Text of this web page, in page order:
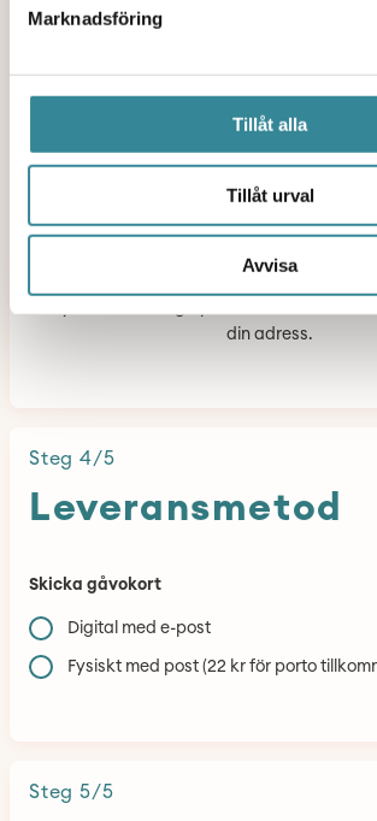
Marknadsföring
Tillåt alla
Tillåt urval
Avvisa
din adress.
Steg 4/5
Leveransmetod
Skicka gåvokort
Digital med e-post
Fysiskt med post (22 kr för porto
Steg 5/5